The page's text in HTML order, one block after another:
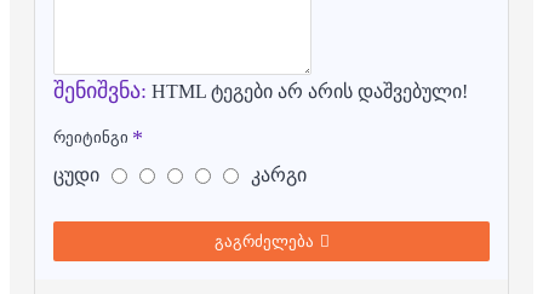
შენიშვნა: HTML ტეგები არ არის დაშვებული!
რეიტინგი
ცუდი კარგი
გაგრძელება